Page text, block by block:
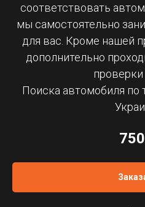
соответствовать
мы самостоятельно
для вас. Кроме нашей
дополнительно
проверки
Поиска автомобиля по